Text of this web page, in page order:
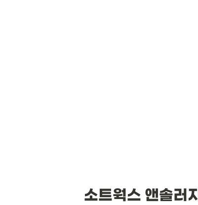
소트웍스 앤솔러지